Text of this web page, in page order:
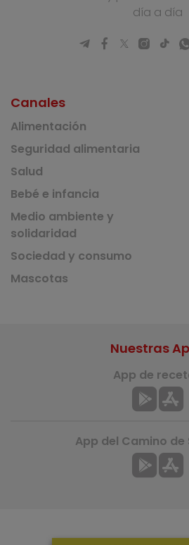
día a día
Canales
Alimentación
Seguridad alimentaria
Salud
Bebé e infancia
Medio ambiente y
solidaridad
Sociedad y consumo
Mascotas
Nuestras
App de
App del Camino